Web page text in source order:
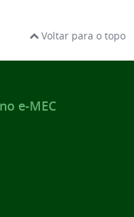
Voltar para o topo
e-MEC